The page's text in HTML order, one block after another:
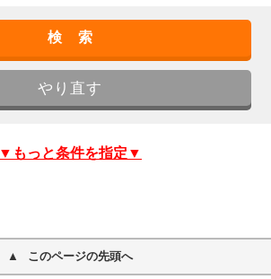
▼もっと条件を指定▼
このページの先頭へ